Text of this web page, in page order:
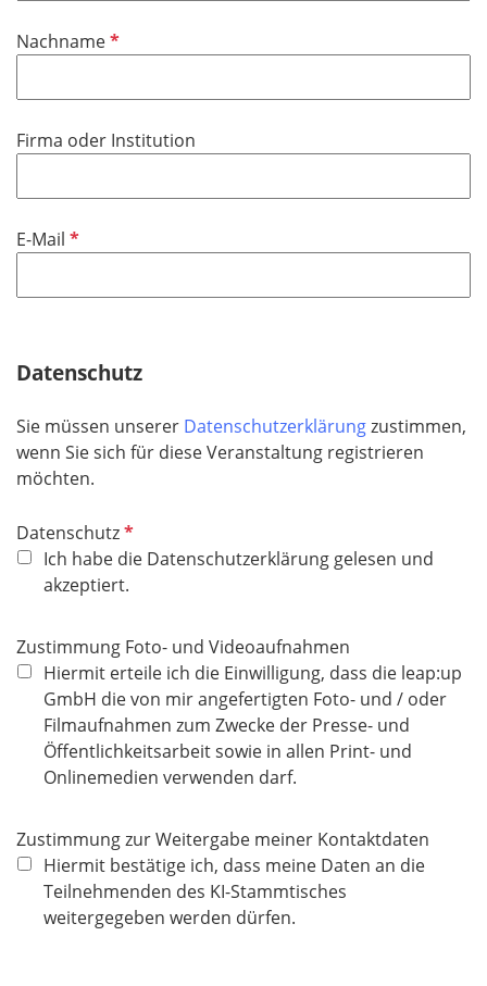
c
t
e
d
NachnameP
c
t
e
d
Firma oder Institution
E-Mail P
h
f
e
l
Datenschutz
Sie müssen unserer Datenschutzerklärungzustimmen,
wenn Sie sich für diese Veranstaltung registrieren
möchten.
DatenschutzP
f
l
c
h
e
Ich habe die Datenschutzerklärung gelesen und
akzeptiert.
Zustimmung Foto- und Videoaufnahmen
Hiermit erteile ich die Einwilligung, dass die leap:up
GmbH die von mir angefertigten Foto- und / oder
Filmaufnahmen zum Zwecke der Presse- und
Öffentlichkeitsarbeit sowie in allen Print- und
Onlinemedien verwenden darf.
Zustimmung zur Weitergabe meiner Kontaktdaten
Hiermit bestätige ich, dass meine Daten an die
Teilnehmenden des KI-Stammtisches
weitergegeben werden dürfen.